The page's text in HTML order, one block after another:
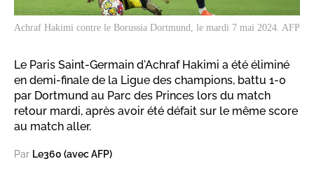
Achraf Hakimi contre le Borussia Dortmund, le mardi 7 mai 2024. AFP
Le Paris Saint-Germain d'Achraf Hakimi a été éliminé
en demi-finale de la Ligue des champions, battu 1-0
par Dortmund au Parc des Princes lors du match
retour mardi, après avoir été défait sur le même score
au match aller.
Par Le360 (avec AFP)